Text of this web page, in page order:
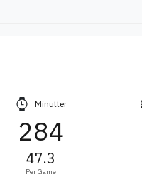
Minutter
284
47.3
Per Game